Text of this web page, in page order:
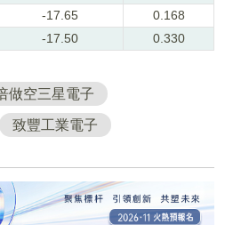
-17.65
0.168
-17.50 0.330
做空三星電子
致豐工業電子